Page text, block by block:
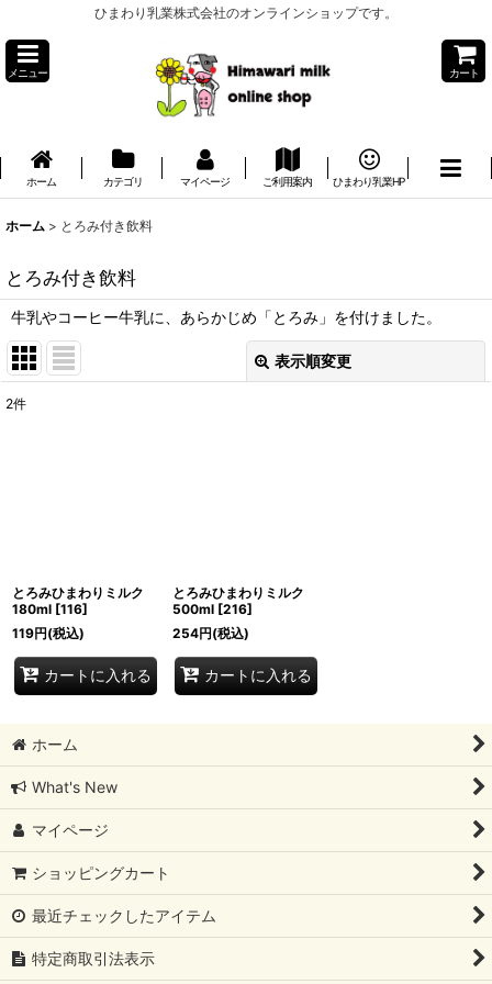
ひまわり乳業株式会社のオンラインショップです。
メニュー カート
ホーム カテゴリ マイページ ご利用案内 ひまわり乳業HP
ホーム > とろみ付き飲料
とろみ付き飲料
牛乳やコーヒー牛乳に、あらかじめ「とろみ」を付けました。
表示順変更
2件
とろみひまわりミルク
180ml [116]
119円(税込)
カートに入れる
とろみひまわりミルク
500ml [216]
254円(税込)
カートに入れる
ホーム
What's New
マイページ
ショッピングカート
最近チェックしたアイテム
特定商取引法表示